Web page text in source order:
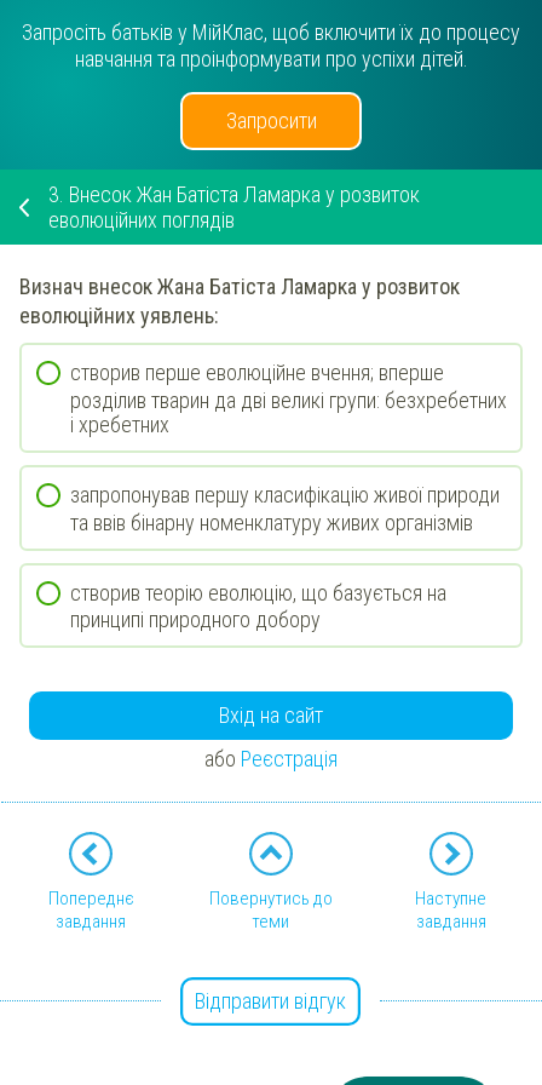
Запросіть батьків у МійКлас, щоб включити їх до процесу
навчання та проінформувати про успіхи дітей.
Запросити
3. Внесок Жан Батіста Ламарка у розвиток
еволюційних поглядів
Визнач внесок Жана Батіста Ламарка у розвиток
еволюційних уявлень:
створив перше еволюційне вчення; вперше
розділив тварин да дві великі групи: безхребетних
і хребетних
запропонував першу класифікацію живої природи
та ввів бінарну номенклатуру живих організмів
створив теорію еволюцію, що базується на
принципі природного добору
Вхід на сайт
або Реєстрація
Попереднє
завдання
Повернутись до
теми
Наступне
завдання
Відправити відгук